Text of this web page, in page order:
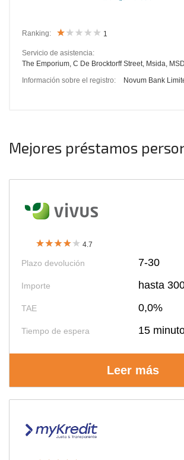
Ranking: 1
Servicio de asistencia:
The Emporium, C De Brocktorff Street, Msida,
Información sobre el registro:
Novum Bank
Mejores préstamos
4.7
Plazo devolución 7-30
Importe hasta
TAE 0,0%
Tiempo de espera 15
Leer más